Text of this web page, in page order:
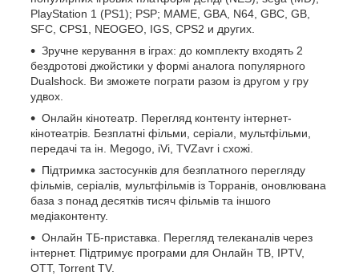
PlayStation 1 (PS1); PSP; MAME, GBA, N64, GBC, GB,
SFC, CPS1, NEOGEO, IGS, CPS2 и других.
Зручне керування в іграх: до комплекту входять 2
бездротові джойстики у формі аналога популярного
Dualshock. Ви зможете пограти разом із другом у гру
удвох.
Онлайн кінотеатр. Перегляд контенту інтернет-
кінотеатрів. Безплатні фільми, серіали, мультфільми,
передачі та ін. Megogo, iVi, TVZavr і схожі.
Підтримка застосунків для безплатного перегляду
фільмів, серіалів, мультфільмів із Торранів, оновлювана
база з понад десятків тисяч фільмів та іншого
медіаконтенту.
Онлайн ТБ-приставка. Перегляд телеканалів через
інтернет. Підтримує програми для Онлайн ТВ, IPTV,
OTT, Torrent TV.